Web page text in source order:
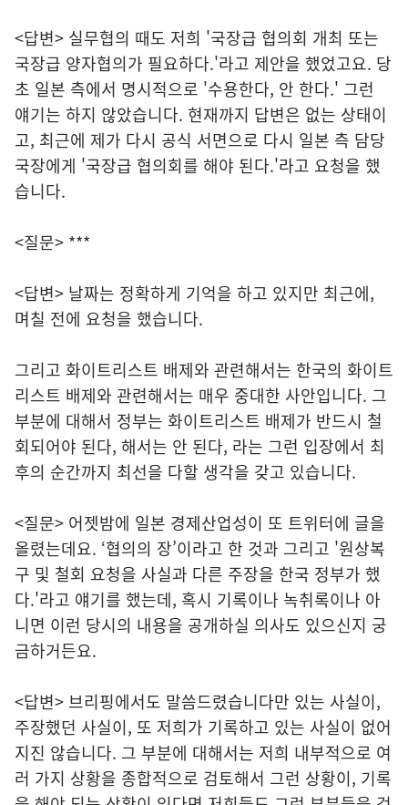
<답변> 실무협의 때도 저희 '국장급 협의회 개최 또는
국장급 양자협의가 필요하다.'라고 제안을 했었고요. 당
초 일본 측에서 명시적으로 '수용한다, 안 한다.' 그런
얘기는 하지 않았습니다. 현재까지 답변은 없는 상태이
고, 최근에 제가 다시 공식 서면으로 다시 일본 측 담당
국장에게 '국장급 협의회를 해야 된다.'라고 요청을 했
습니다.
<질문> ***
<답변> 날짜는 정확하게 기억을 하고 있지만 최근에,
며칠 전에 요청을 했습니다.
그리고 화이트리스트 배제와 관련해서는 한국의 화이트
리스트 배제와 관련해서는 매우 중대한 사안입니다. 그
부분에 대해서 정부는 화이트리스트 배제가 반드시 철
회되어야 된다, 해서는 안 된다, 라는 그런 입장에서 최
후의 순간까지 최선을 다할 생각을 갖고 있습니다.
<질문> 어젯밤에 일본 경제산업성이 또 트위터에 글을
올렸는데요. ‘협의의 장’이라고 한 것과 그리고 '원상복
구 및 철회 요청을 사실과 다른 주장을 한국 정부가 했
다.'라고 얘기를 했는데, 혹시 기록이나 녹취록이나 아
니면 이런 당시의 내용을 공개하실 의사도 있으신지 궁
금하거든요.
<답변> 브리핑에서도 말씀드렸습니다만 있는 사실이,
주장했던 사실이, 또 저희가 기록하고 있는 사실이 없어
지진 않습니다. 그 부분에 대해서는 저희 내부적으로 여
러 가지 상황을 종합적으로 검토해서 그런 상황이, 기록